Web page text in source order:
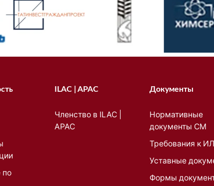
по
ILAC | APAC
Членство в ILAC |
APAC
Документы
Нормативные
документы СМ
Требования к ИЛ
Уставные
Формы